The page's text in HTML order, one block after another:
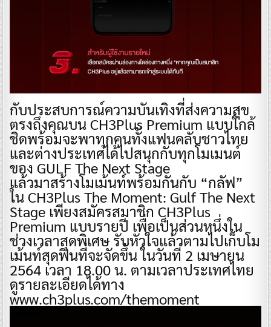
กับประสบการณ์ความบันเทิงที่ส่งความสุข
ตรงถึงคุณบน CH3Plus Premium แบบใกล้
ชิดพร้อมจะพาทุกคนทั้งแฟนคลับชาวไทย
และต่างประเทศได้ไปสนุกกับทุกโมเมนต์
ของ GULF The Next Stage
​แล้วมาสร้างโมเม้นท์พร้อมกันกับ “กลัฟ”
ใน CH3Plus The Moment: Gulf The Next
Stage เพียงสมัครสมาชิก CH3Plus
Premium แบบรายปี เพื่อเป็นส่วนหนึ่งใน
ช่วงเวลาสุดพิเศษ รับหัวใจแล้วตามไปเก็บโม
เม้นท์สุดฟินที่จะจัดขึ้น ในวันที่ 2 เมษายน
2564 เวลา 18.00 น. ตามเวลาประเทศไทย
ดูรายละเอียดได้ทาง
www.ch3plus.com/themoment